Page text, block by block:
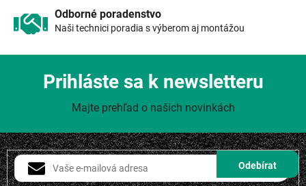
Odborné poradenstvo
Naši technici poradia s výberom aj montážou
Prihláste sa k newsletteru
Majte prehľad o našich novinkách